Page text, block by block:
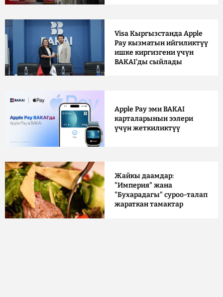
Visa Кыргызстанда Apple
Pay кызматын ийгиликтүү
ишке киргизгени үчүн
BAKAI'ды сыйлады
Apple Pay эми BAKAI
карталарынын ээлери
үчүн жеткиликтүү
Жайкы даамдар:
"Империя" жана
"Бухарадагы" суроо-талап
жараткан тамактар